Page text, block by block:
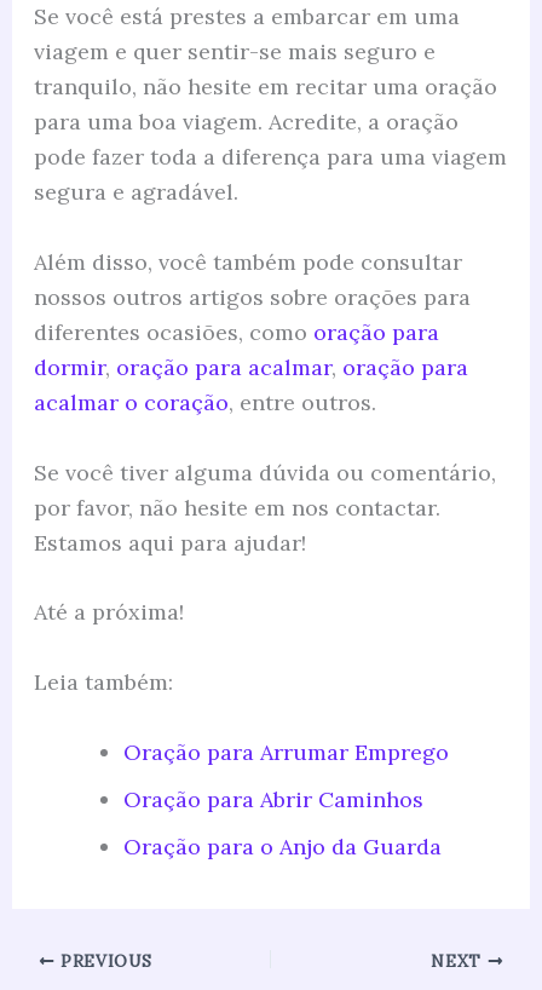
Se você está prestes a embarcar em uma
viagem e quer sentir-se mais seguro e
tranquilo, não hesite em recitar uma oração
para uma boa viagem. Acredite, a oração
pode fazer toda a diferença para uma viagem
segura e agradável.
Além disso, você também pode consultar
nossos outros artigos sobre orações para
diferentes ocasiões, como oração para
dormir, oração para acalmar, oração para
acalmar o coração, entre outros.
Se você tiver alguma dúvida ou comentário,
por favor, não hesite em nos contactar.
Estamos aqui para ajudar!
Até a próxima!
Leia também:
Oração para Arrumar Emprego
Oração para Abrir Caminhos
Oração para o Anjo da Guarda
PREVIOUS NEXT